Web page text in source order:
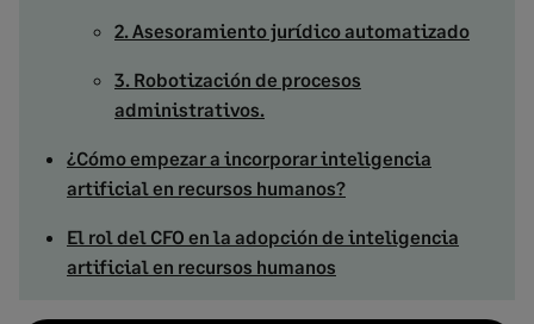
2. Asesoramiento jurídico automatizado
3. Robotización de procesos
administrativos.
¿Cómo empezar a incorporar inteligencia
artificial en recursos humanos?
El rol del CFO en la adopción de inteligencia
artificial en recursos humanos